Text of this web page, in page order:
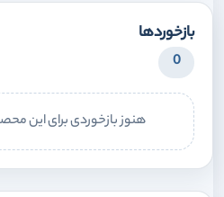
بازخوردها
0
هنوز بازخوردی برای این